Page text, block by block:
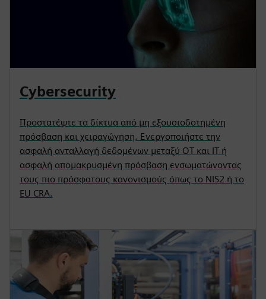
Cybersecurity
Προστατέψτε τα δίκτυα από μη εξουσιοδοτημένη
πρόσβαση και χειραγώγηση. Ενεργοποιήστε την
ασφαλή ανταλλαγή δεδομένων μεταξύ OT και IT ή
ασφαλή απομακρυσμένη πρόσβαση ενσωματώνοντας
τους πιο πρόσφατους κανονισμούς όπως το NIS2 ή το
EU CRA.